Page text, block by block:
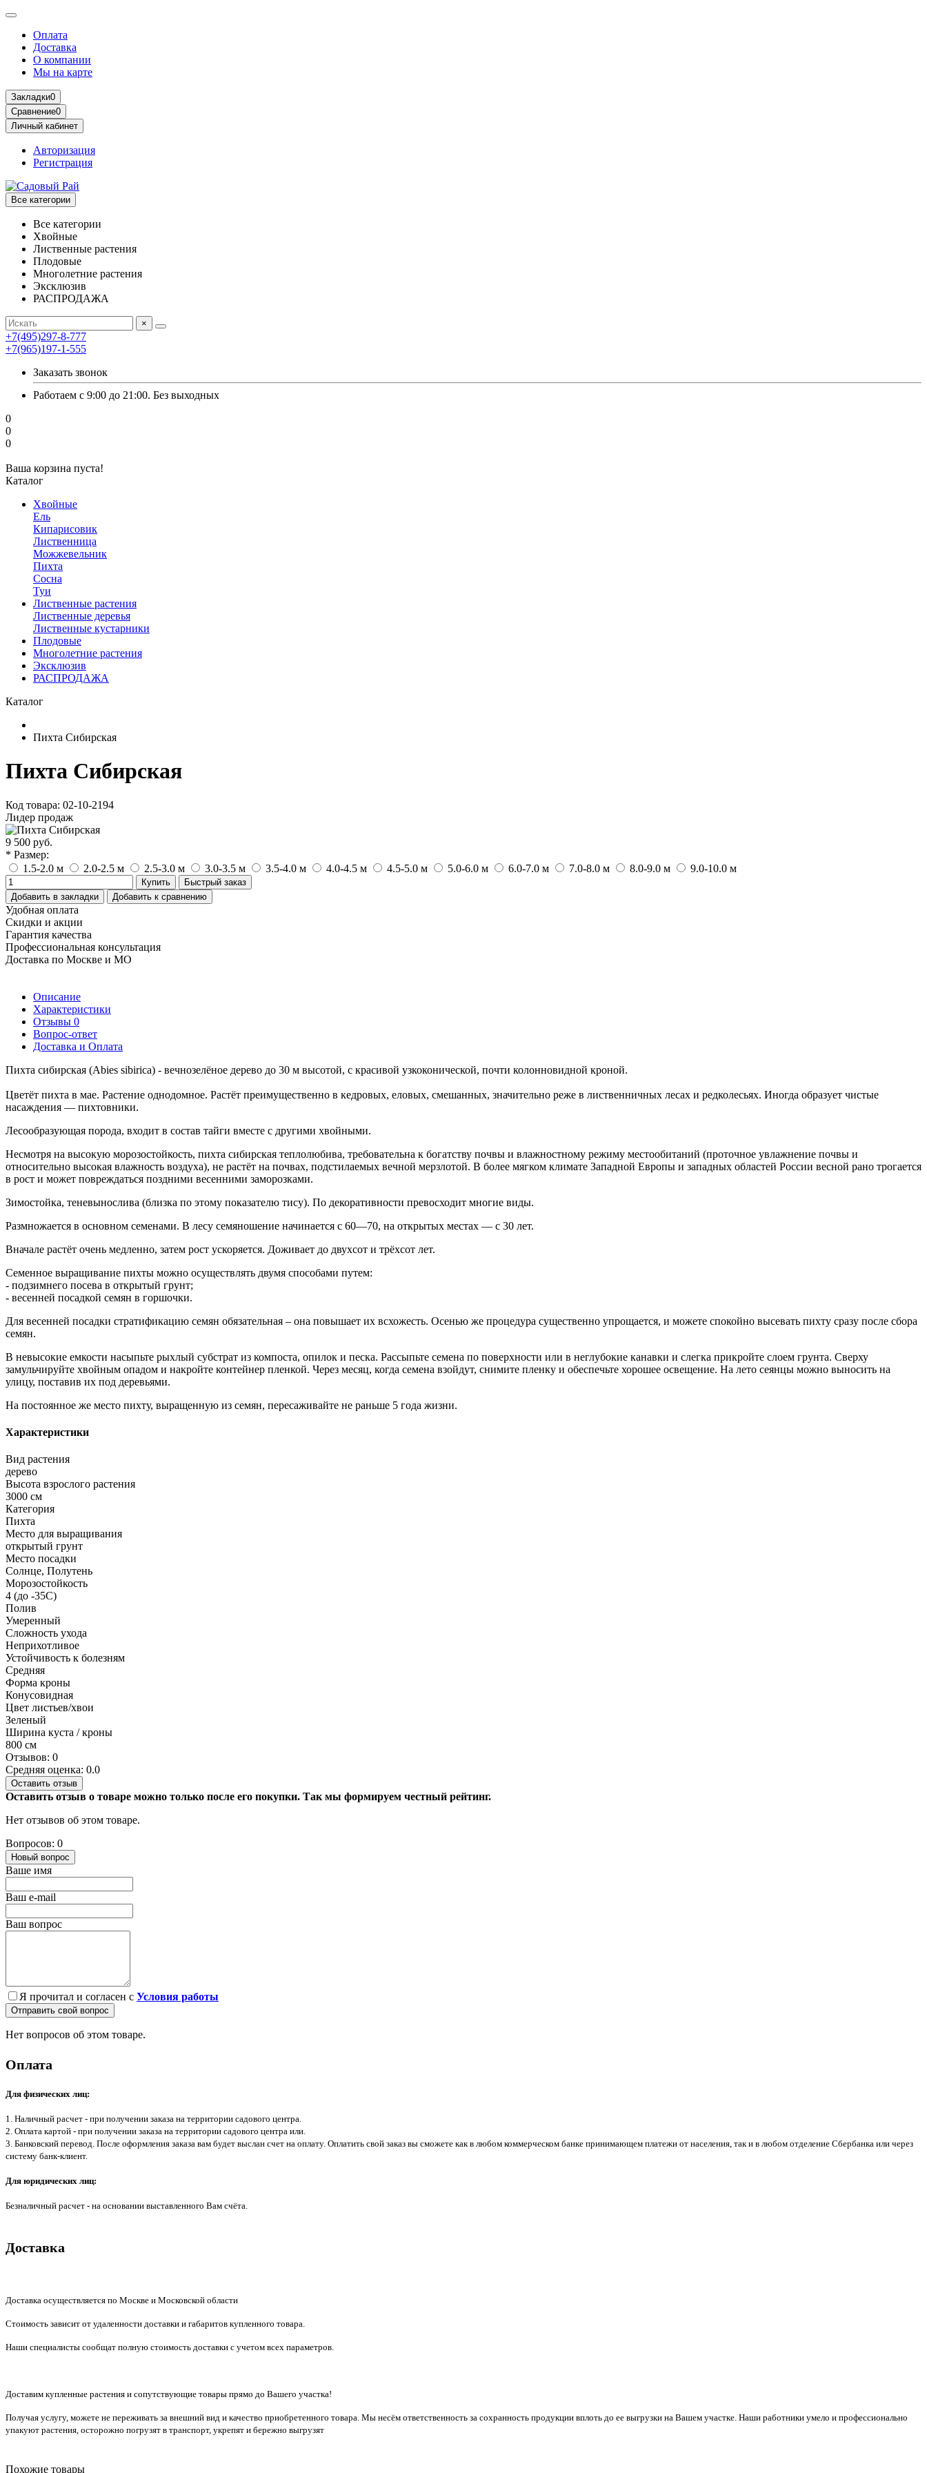
Оплата
Доставка
О компании
Мы на карте
Закладки0
Сравнение0
Личный кабинет
Авторизация
Регистрация
Все категории
Все категории
Хвойные
Лиственные растения
Плодовые
Многолетние растения
Эксклюзив
РАСПРОДАЖА
×
+7(495)297-8-777
+7(965)197-1-555
Заказать звонок
Работаем с 9:00 до 21:00. Без выходных
0
0
0
Ваша корзина пуста!
Каталог
Хвойные
Ель
Кипарисовик
Лиственница
Можжевельник
Пихта
Сосна
Туи
Лиственные растения
Лиственные деревья
Лиственные кустарники
Плодовые
Многолетние растения
Эксклюзив
РАСПРОДАЖА
Каталог
Пихта Сибирская
Пихта Сибирская
Код товара: 02-10-2194
Лидер продаж
9 500 руб.
* Размер:
1.5-2.0 м
2.0-2.5 м 2.5-3.0 м 3.0-3.5 м 3.5-4.0 м 4.0-4.5 м 4.5-5.0 м 5.0-6.0 м 6.0-7.0 м 7.0-8.0 м 8.0-9.0 м 9.0-10.0 м
Купить
Быстрый заказ
Добавить в закладки
Добавить к сравнению
Удобная оплата
Скидки и акции
Гарантия качества
Профессиональная консультация
Доставка по Москве и МО
Описание
Характеристики
Отзывы 0
Вопрос-ответ
Доставка и Оплата
Пихта сибирская (Abies sibirica) - вечнозелёное дерево до 30 м высотой, с красивой узкоконической, почти колонновидной кроной.
Цветёт пихта в мае. Растение однодомное. Растёт преимущественно в кедровых, еловых, смешанных, значительно реже в лиственничных лесах и редколесьях. Иногда образует чистые
насаждения — пихтовники.
Лесообразующая порода, входит в состав тайги вместе с другими хвойными.
Несмотря на высокую морозостойкость, пихта сибирская теплолюбива, требовательна к богатству почвы и влажностному режиму местообитаний (проточное увлажнение почвы и
относительно высокая влажность воздуха), не растёт на почвах, подстилаемых вечной мерзлотой. В более мягком климате Западной Европы и западных областей России весной рано трогается
в рост и может повреждаться поздними весенними заморозками.
Зимостойка, теневынослива (близка по этому показателю тису). По декоративности превосходит многие виды.
Размножается в основном семенами. В лесу семяношение начинается с 60—70, на открытых местах — с 30 лет.
Вначале растёт очень медленно, затем рост ускоряется. Доживает до двухсот и трёхсот лет.
Семенное выращивание пихты можно осуществлять двумя способами путем:
- подзимнего посева в открытый грунт;
- весенней посадкой семян в горшочки.
Для весенней посадки стратификацию семян обязательная – она повышает их всхожесть. Осенью же процедура существенно упрощается, и можете спокойно высевать пихту сразу после сбора
семян.
В невысокие емкости насыпьте рыхлый субстрат из компоста, опилок и песка. Рассыпьте семена по поверхности или в неглубокие канавки и слегка прикройте слоем грунта. Сверху
замульчируйте хвойным опадом и накройте контейнер пленкой. Через месяц, когда семена взойдут, снимите пленку и обеспечьте хорошее освещение. На лето сеянцы можно выносить на
улицу, поставив их под деревьями.
На постоянное же место пихту, выращенную из семян, пересаживайте не раньше 5 года жизни.
Характеристики
Вид растения
дерево
Высота взрослого растения
3000 см
Категория
Пихта
Место для выращивания
открытый грунт
Место посадки
Солнце, Полутень
Морозостойкость
4 (до -35С)
Полив
Умеренный
Сложность ухода
Неприхотливое
Устойчивость к болезням
Средняя
Форма кроны
Конусовидная
Цвет листьев/хвои
Зеленый
Ширина куста / кроны
800 см
Отзывов: 0
Средняя оценка: 0.0
Оставить отзыв
Оставить отзыв о товаре можно только после его покупки. Так мы формируем честный рейтинг.
Нет отзывов об этом товаре.
Вопросов: 0
Новый вопрос
Ваше имя
Ваш e-mail
Ваш вопрос
Я прочитал и согласен с Условия работы
Отправить свой вопрос
Нет вопросов об этом товаре.
Оплата
Для физических лиц:
1. Наличный расчет - при получении заказа на территории садового центра.
2. Оплата картой - при получении заказа на территории садового центра или.
3. Банковский перевод. После оформления заказа вам будет выслан счет на оплату. Оплатить свой заказ вы сможете как в любом коммерческом банке принимающем платежи от населения, так и в любом отделение Сбербанка или через
систему банк-клиент.
Для юридических лиц:
Безналичный расчет - на основании выставленного Вам счёта.
Доставка
Доставка осуществляется по Москве и Московской области
Стоимость зависит от удаленности доставки и габаритов купленного товара.
Наши специалисты сообщат полную стоимость доставки с учетом всех параметров.
Доставим купленные растения и сопутствующие товары прямо до Вашего участка!
Получая услугу, можете не переживать за внешний вид и качество приобретенного товара. Мы несём ответственность за сохранность продукции вплоть до ее выгрузки на Вашем участке. Наши работники умело и профессионально
упакуют растения, осторожно погрузят в транспорт, укрепят и бережно выгрузят
Похожие товары